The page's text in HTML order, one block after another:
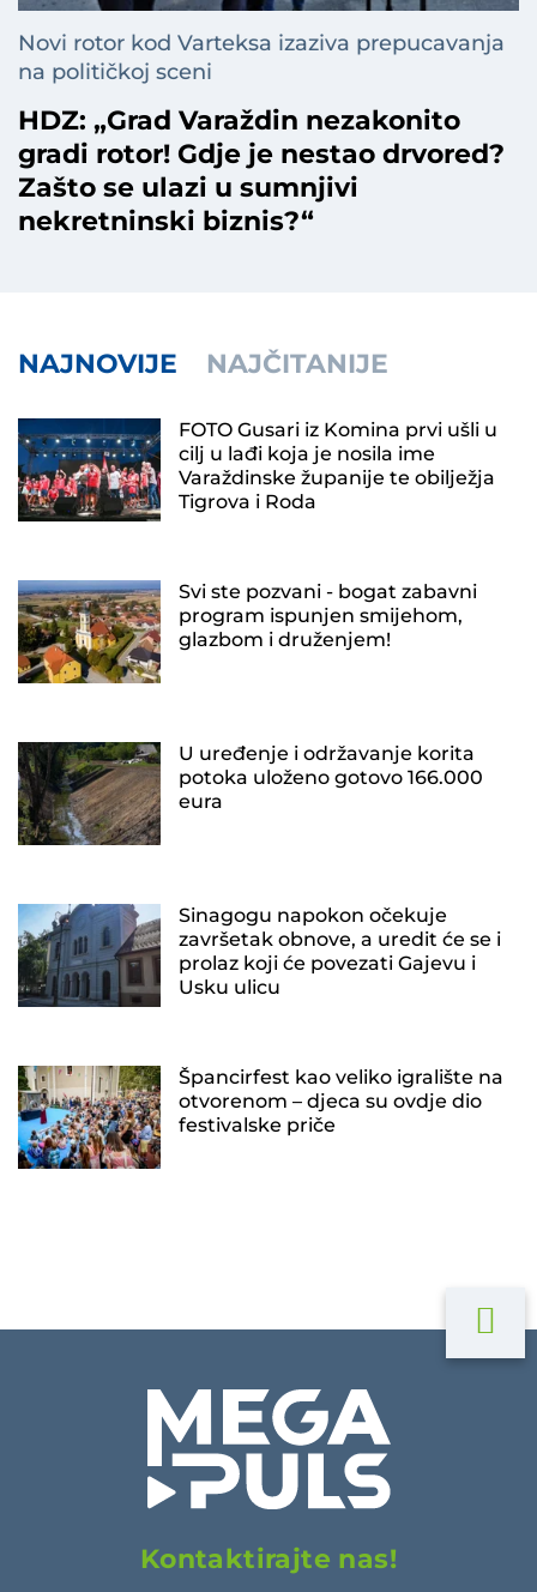
Novi rotor kod Varteksa izaziva prepucavanja
na političkoj sceni
HDZ: „Grad Varaždin nezakonito
gradi rotor! Gdje je nestao drvored?
Zašto se ulazi u sumnjivi
nekretninski biznis?“
NAJNOVIJE NAJČITANIJE
FOTO Gusari iz Komina prvi ušli u
cilj u lađi koja je nosila ime
Varaždinske županije te obilježja
Tigrova i Roda
Svi ste pozvani - bogat zabavni
program ispunjen smijehom,
glazbom i druženjem!
U uređenje i održavanje korita
potoka uloženo gotovo 166.000
eura
Sinagogu napokon očekuje
završetak obnove, a uredit će se i
prolaz koji će povezati Gajevu i
Usku ulicu
Špancirfest kao veliko igralište na
otvorenom – djeca su ovdje dio
festivalske priče
Kontaktirajte nas!